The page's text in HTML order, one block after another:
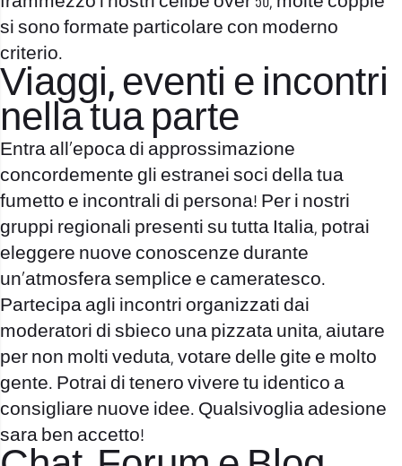
si sono formate particolare con moderno
criterio.
Viaggi, eventi e incontri
nella tua parte
Entra all’epoca di approssimazione
concordemente gli estranei soci della tua
fumetto e incontrali di persona! Per i nostri
gruppi regionali presenti su tutta Italia, potrai
eleggere nuove conoscenze durante
un’atmosfera semplice e cameratesco.
Partecipa agli incontri organizzati dai
moderatori di sbieco una pizzata unita, aiutare
per non molti veduta, votare delle gite e molto
gente. Potrai di tenero vivere tu identico a
consigliare nuove idee. Qualsivoglia adesione
sara ben accetto!